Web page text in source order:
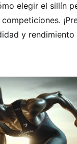
elegir el sillín
y